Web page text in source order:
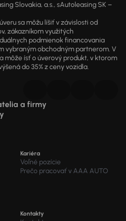
Slovakia, a.s., sAutoleasing SK –
sa môžu líšiť v závislosti od
zákazníkom využitých
podmienok financovania
vybraným obchodným partnerom. V
môže ísť o úverový produkt, v ktorom
do 35% z ceny vozidla.
a firmy
Kariéra
Voľné pozície
Prečo pracovať v AAA AUTO
Kontakty